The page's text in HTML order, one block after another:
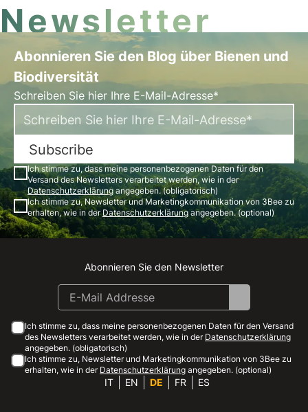
Newsletter
Abonnieren Sie den Blog über Bienen und
Biodiversität
Schreiben Sie hier Ihre E-Mail-Adresse*
Subscribe
Ich stimme zu, dass meine personenbezogenen Daten für den
Versand des Newsletters verarbeitet werden, wie in der
Datenschutzerklärungangegeben. (obligatorisch)
Ich stimme zu, Newsletter und Marketingkommunikation von 3Bee zu
erhalten, wie in derDatenschutzerklärungangegeben. (optional)
Instagram
Facebook
Linkedin
Youtube
Abonnieren Sie den Newsletter
Ich stimme zu, dass meine personenbezogenen Daten für den Versand
des Newsletters verarbeitet werden, wie in der Datenschutzerklärung
angegeben. (obligatorisch)
Ich stimme zu, Newsletter und Marketingkommunikation von 3Bee zu
erhalten, wie in der Datenschutzerklärung angegeben. (optional)
IT EN DE FR ES